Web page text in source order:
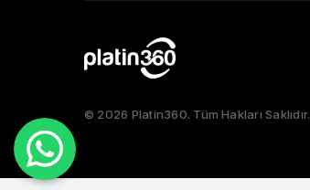
© 2026 Platin360. Tüm Hakları Saklıdır.